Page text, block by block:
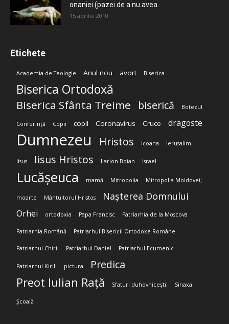
onaniei (pazei de a nu avea...
15 aprilie 2010
Etichete
Academia de Teologie Anul nou avort Biserica
Biserica Ortodoxă
Biserica Sfânta Treime biserică Botezul
Conferință Copii copil Coronavirus Cruce dragoste
Dumnezeu Hristos Icoana Ierusalim
Iisus Iisus Hristos Ilarion Boian Israel
Lucășeuca mamă Mitropolia Mitropolia Moldovei;
moarte Mântuitorul Hristos Nașterea Domnului
Orhei ortodoxia Papa Francisc Patriarhia de la Moscova
Patriarhia Română Patriarhul Bisericii Ortodoxe Române
Patriarhul Chiril Patriarhul Daniel Patriarhul Ecumenic
Patriarhul Kirill pictura Predica
Preot Iulian Rață Sfaturi duhovnicești; Sinaxa
Școală